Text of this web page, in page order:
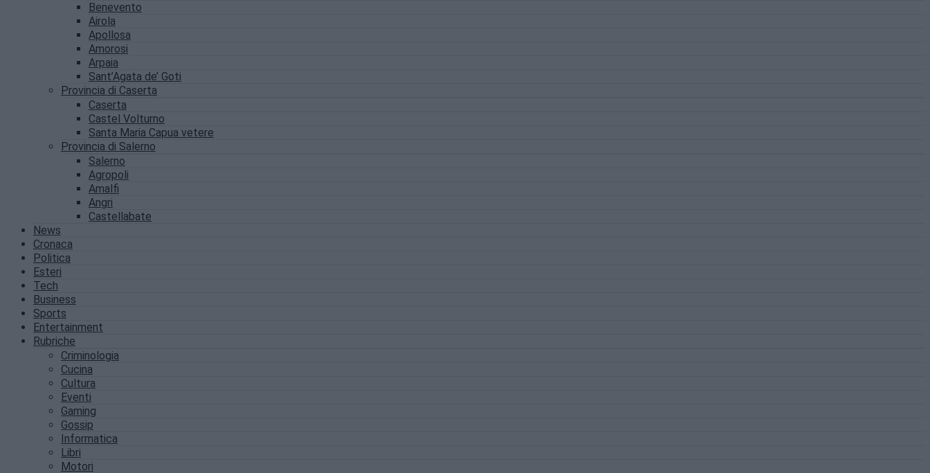
Benevento
Airola
Apollosa
Amorosi
Arpaia
Sant’Agata de’ Goti
Provincia di Caserta
Caserta
Castel Volturno
Santa Maria Capua vetere
Provincia di Salerno
Salerno
Agropoli
Amalfi
Angri
Castellabate
News
Cronaca
Politica
Esteri
Tech
Business
Sports
Entertainment
Rubriche
Criminologia
Cucina
Cultura
Eventi
Gaming
Gossip
Informatica
Libri
Motori